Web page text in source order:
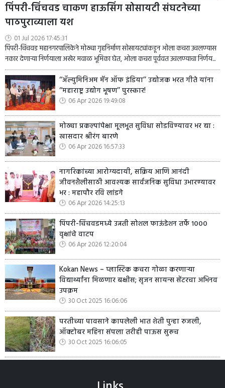
पिंपरी-चिंचवड चाकण हाऊसिंग सोसायटी संघटनेच्या
पाठपुराव्याला यश
01 Jul 2026 17:45:31
पिंपरी-चिंचवड महानगरपालिकेने मोठ्या गृहनिर्माण सोसायट्यांकडून ओला कचरा उचलण्यास
नकार देणाऱ्या निर्णयाला अखेर मवाळ भूमिका घेत, ओला कचरा पूर्ववत उचलण्याचा निर्णय...
‘‘ॲल्युमिनिअम मॅन ऑफ इंडिया’’ उद्योजक भरत गीते यांना
‘‘महाराष्ट्र उद्योग भूषण’’ पुरस्कार!
06 Apr 2026 19:49:08
मोठ्या प्रकल्पांपेक्षा मूलभूत सुविधा सोडविण्यावर भर द्या :
खासदार श्रीरंग बारणे
06 Apr 2026 16:57:33
नागरिकांच्या आरोग्यदायी, सक्रिय आणि आनंदी
जीवनशैलीसाठी आवश्यक सार्वजनिक सुविधा उभारण्यावर
भर : महापौर रवि लांडगे
06 Apr 2026 14:25:13
पिंपरी-चिंचवडमध्ये उन्नती सोशल फाऊंडेशन तर्फे १०००
वृक्षांचे वाटप
06 Apr 2026 12:20:04
Kokan News – प्लास्टिक कचरा गोळा करणाऱ्या
विद्यार्थ्यांना मिळणार बक्षीस; सृजन सायन्स सेंटरचा अभिनव
उपक्रम
30 Oct 2025 16:06:06
परतीच्या पावसाने कापलेली भात शेती पुन्हा रुजली,
ऑक्टोबर महिना संपला तरीही पाऊस सुरूच
30 Oct 2025 16:06:05